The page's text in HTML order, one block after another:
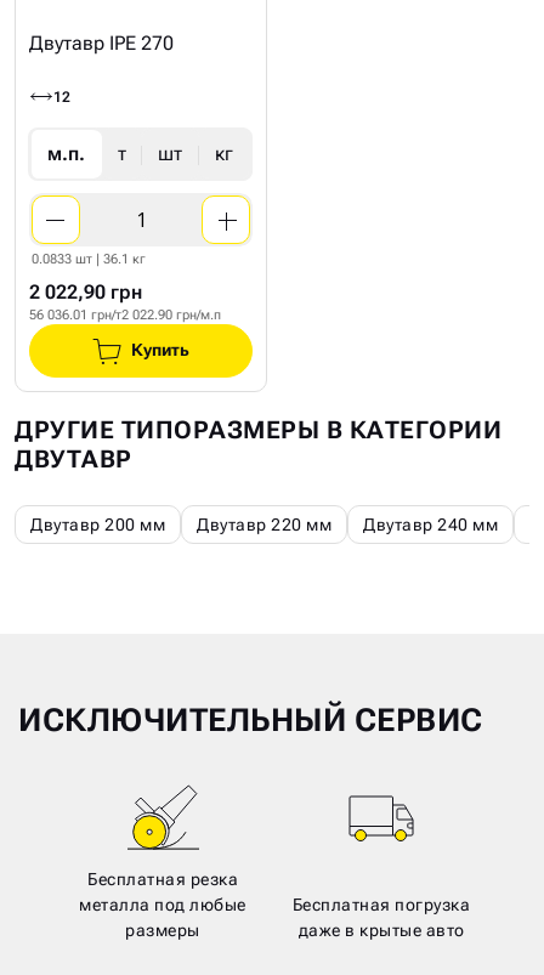
Двутавр IPE 270
12
м.п. т шт кг
0.0833 шт | 36.1 кг
2 022,90 грн
56 036.01 грн/т2 022.90 грн/м.п
Купить
ДРУГИЕ ТИПОРАЗМЕРЫ В КАТЕГОРИИ
ДВУТАВР
Двутавр 200 мм Двутавр 220 мм Двутавр 240 мм
ИСКЛЮЧИТЕЛЬНЫЙ СЕРВИС
Бесплатная резка
металла под любые
размеры
Бесплатная погрузка
даже в крытые авто